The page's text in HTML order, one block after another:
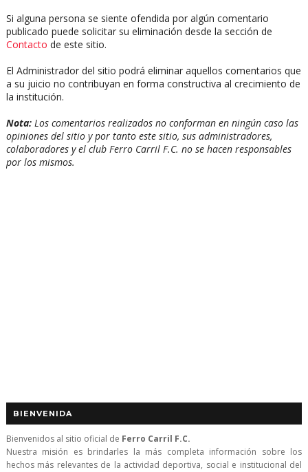
Si alguna persona se siente ofendida por algún comentario
publicado puede solicitar su eliminación desde la sección de
Contacto de este sitio.
El Administrador del sitio podrá eliminar aquellos comentarios que
a su juicio no contribuyan en forma constructiva al crecimiento de
la institución.
Nota:Los comentarios realizados no conforman en ningún caso las
opiniones del sitio y por tanto este sitio, sus administradores,
colaboradores y el club Ferro Carril F.C. no se hacen responsables
por los mismos.
BIENVENIDA
Bienvenidos al sitio oficial de Ferro Carril F.C.
Nuestra misión es brindarles la más completa información sobre los
hechos más relevantes de la actividad deportiva, social e institucional del